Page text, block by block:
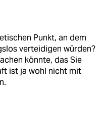
Punkt, an dem
verteidigen würden?
könnte, das Sie
ist ja wohl nicht mit